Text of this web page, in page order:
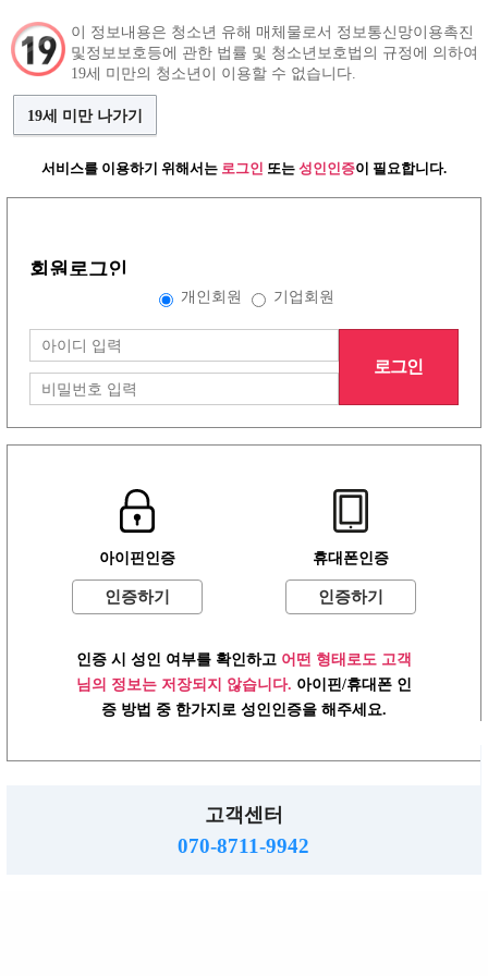
구인정보 인재정보 커뮤니티
로그인
회원가입 | 아이디 저장
아이디/ 비밀번호 찾기는 PC에서티티알바에 방문하시면 이용 가능합니다.
이용약관
주소 :경기도 동두천시 행선로 20번길 43
직업정보: 의정부 제2015-8호 메일 :hjs5609@hanmail.net
2026.Copyright www.ttalba.kr. All right reserved.
이 정보내용은 청소년 유해 매체물로서 정보통신망이용촉진
및정보보호등에 관한 법률 및 청소년보호법의 규정에 의하여
19세 미만의 청소년이 이용할 수 없습니다.
19세 미만 나가기
서비스를 이용하기 위해서는 로그인 또는 성인인증이 필요합니다.
회원로그인
개인회원 기업회원
로그인
아이핀인증
인증하기
휴대폰인증
인증하기
인증 시 성인 여부를 확인하고 어떤 형태로도 고객
님의 정보는 저장되지 않습니다. 아이핀/휴대폰 인
증 방법 중 한가지로 성인인증을 해주세요.
고객센터
070-8711-9942